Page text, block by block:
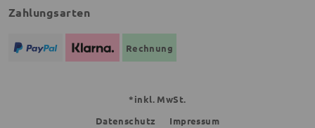
Zahlungsarten
Rechnung
*inkl. MwSt.
Datenschutz
Impressum